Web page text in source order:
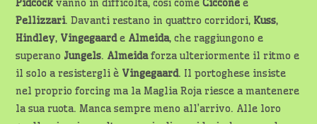
Pidcock vanno in difficoltà, così comeCiccone e
Pellizzari. Davanti restano in quattro corridori, Kuss,
Hindley, Vingegaarde Almeida, che raggiungono e
superano Jungels. Almeidaforza ulteriormente il ritmo e
il solo a resistergli è Vingegaard. Il portoghese insiste
nel proprio forcing ma la Maglia Roja riesce a mantenere
la sua ruota. Manca sempre meno all’arrivo. Alle loro